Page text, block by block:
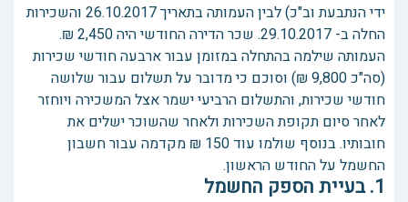
ידי הנתבעת וב"כ) לבין העמותה בתאריך 26.10.2017 והשכירות
החלה ב- 29.10.2017. שכר הדירה החודשי היה 2,450 ₪.
העמותה שילמה בהתחלה במזומן עבור ארבעה חודשי שכירות
(סה"כ 9,800 ₪) וסוכם כי מדובר על תשלום עבור שלושה
חודשי שכירות, והתשלום הרביעי ישמר אצל המשכירה ויוחזר
לאחר סיום תקופת השכירות ולאחר שהשוכר ישלים את
חובותיו. בנוסף שולמו עוד 150 ₪ מקדמה עבור חשבון
החשמל על החודש הראשון.
1. בעיית הספק החשמל